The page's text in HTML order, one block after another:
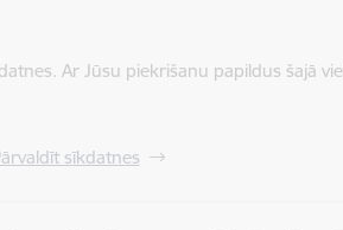
Ar Jūsu piekrišanu papildus šajā
sīkdatnes